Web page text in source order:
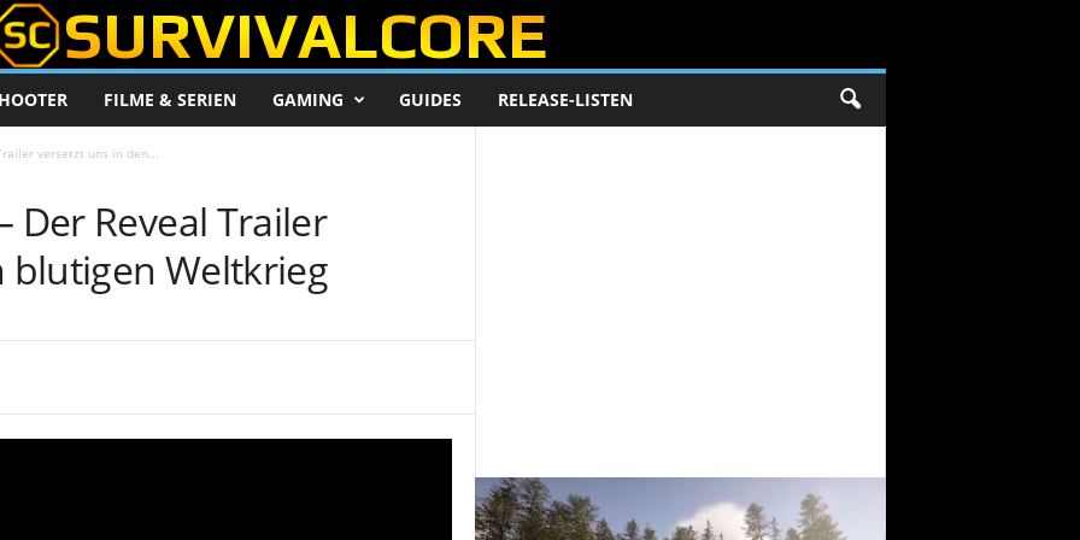
FILME & SERIEN GAMING GUIDES RELEASE-LISTEN
versetzt uns in den...
Der Reveal Trailer
blutigen Weltkrieg